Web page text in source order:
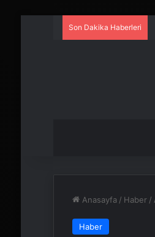
Son Dakika Haberleri
Anasayfa / Haber /
Haber